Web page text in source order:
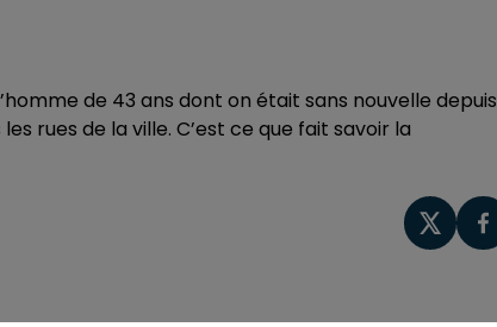
de 43 ans dont on était sans nouvelle depuis
rues de la ville. C’est ce que fait savoir la